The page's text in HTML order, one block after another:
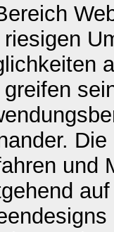
riesigen
greifen
und